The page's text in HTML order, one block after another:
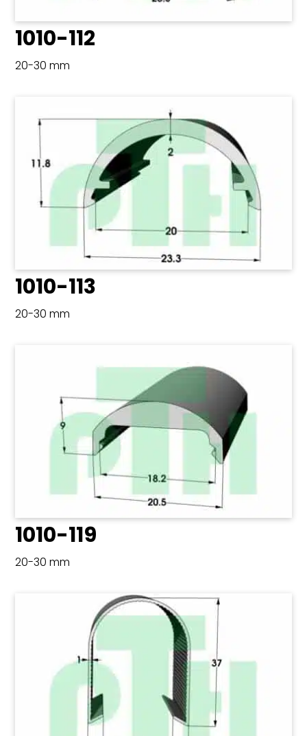
1010-112
20-30 mm
1010-113
20-30 mm
1010-119
20-30 mm